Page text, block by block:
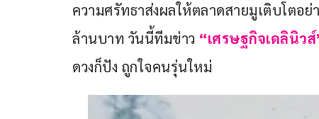
ความศรัทธาส่งผลให้ตลาดสายมูเติบโตอ
ล้านบาท วันนี้ทีมข่าว “เศรษฐกิจเดลินิวส์
ดวงก็ปัง ถูกใจคนรุ่นใหม่